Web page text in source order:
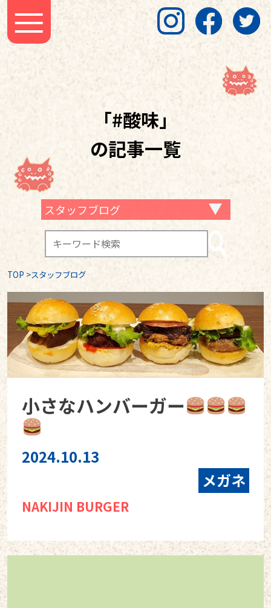
「#酸味」
の記事一覧
スタッフブログ
TOP >スタッフブログ
小さなハンバーガー
2024.10.13
メガネ
NAKIJIN BURGER